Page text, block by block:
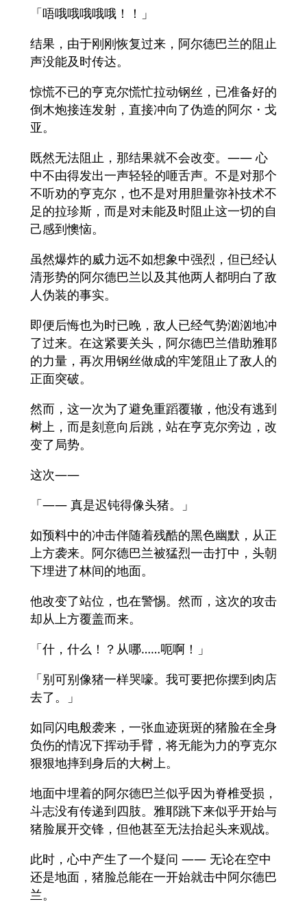
「唔哦哦哦哦哦！！」
结果，由于刚刚恢复过来，阿尔德巴兰的阻止
声没能及时传达。
惊慌不已的亨克尔慌忙拉动钢丝，已准备好的
倒木炮接连发射，直接冲向了伪造的阿尔・戈
亚。
既然无法阻止，那结果就不会改变。—— 心
中不由得发出一声轻轻的咂舌声。不是对那个
不听劝的亨克尔，也不是对用胆量弥补技术不
足的拉珍斯，而是对未能及时阻止这一切的自
己感到懊恼。
虽然爆炸的威力远不如想象中强烈，但已经认
清形势的阿尔德巴兰以及其他两人都明白了敌
人伪装的事实。
即便后悔也为时已晚，敌人已经气势汹汹地冲
了过来。在这紧要关头，阿尔德巴兰借助雅耶
的力量，再次用钢丝做成的牢笼阻止了敌人的
正面突破。
然而，这一次为了避免重蹈覆辙，他没有逃到
树上，而是刻意向后跳，站在亨克尔旁边，改
变了局势。
这次——
「—— 真是迟钝得像头猪。」
如预料中的冲击伴随着残酷的黑色幽默，从正
上方袭来。阿尔德巴兰被猛烈一击打中，头朝
下埋进了林间的地面。
他改变了站位，也在警惕。然而，这次的攻击
却从上方覆盖而来。
「什，什么！？从哪……呃啊！」
「别可别像猪一样哭嚎。我可要把你摆到肉店
去了。」
如同闪电般袭来，一张血迹斑斑的猪脸在全身
负伤的情况下挥动手臂，将无能为力的亨克尔
狠狠地摔到身后的大树上。
地面中埋着的阿尔德巴兰似乎因为脊椎受损，
斗志没有传递到四肢。雅耶跳下来似乎开始与
猪脸展开交锋，但他甚至无法抬起头来观战。
此时，心中产生了一个疑问 —— 无论在空中
还是地面，猪脸总能在一开始就击中阿尔德巴
兰。